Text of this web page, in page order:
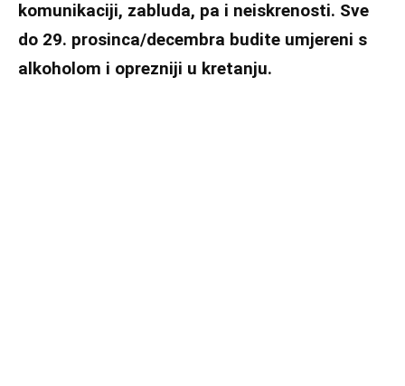
komunikaciji, zabluda, pa i neiskrenosti. Sve
do 29. prosinca/decembra budite umjereni s
alkoholom i oprezniji u kretanju.